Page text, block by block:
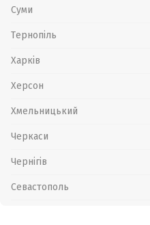
Суми
Тернопіль
Харків
Херсон
Хмельницький
Черкаси
Чернігів
Севастополь